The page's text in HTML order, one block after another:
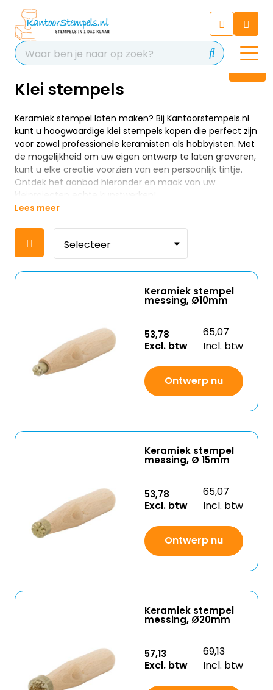
Chat 24/7 met onze chatbot
voor hulp
Contact
Klei stempels
Keramiek stempel laten maken? Bij Kantoorstempels.nl
kunt u hoogwaardige klei stempels kopen die perfect zijn
voor zowel professionele keramisten als hobbyisten. Met
de mogelijkheid om uw eigen ontwerp te laten graveren,
kunt u elke creatie voorzien van een persoonlijk tintje.
Ontdek het aanbod hieronder en maak van uw
kleiprojecten echte kunstwerken!
Lees meer
Keramiek stempel
messing, Ø10mm
53,78
Excl. btw
65,07
Incl. btw
Ontwerp nu
Keramiek stempel
messing, Ø 15mm
53,78
Excl. btw
65,07
Incl. btw
Ontwerp nu
Keramiek stempel
messing, Ø20mm
57,13
Excl. btw
69,13
Incl. btw